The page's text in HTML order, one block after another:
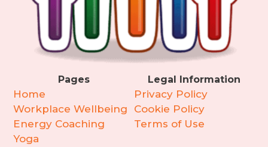
Pages
Home
Workplace Wellbeing
Energy Coaching
Yoga
Legal Information
Privacy Policy
Cookie Policy
Terms of Use